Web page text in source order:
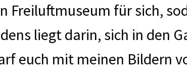
Freiluftmuseum für sich,
liegt darin, sich in den
euch mit meinen Bildern